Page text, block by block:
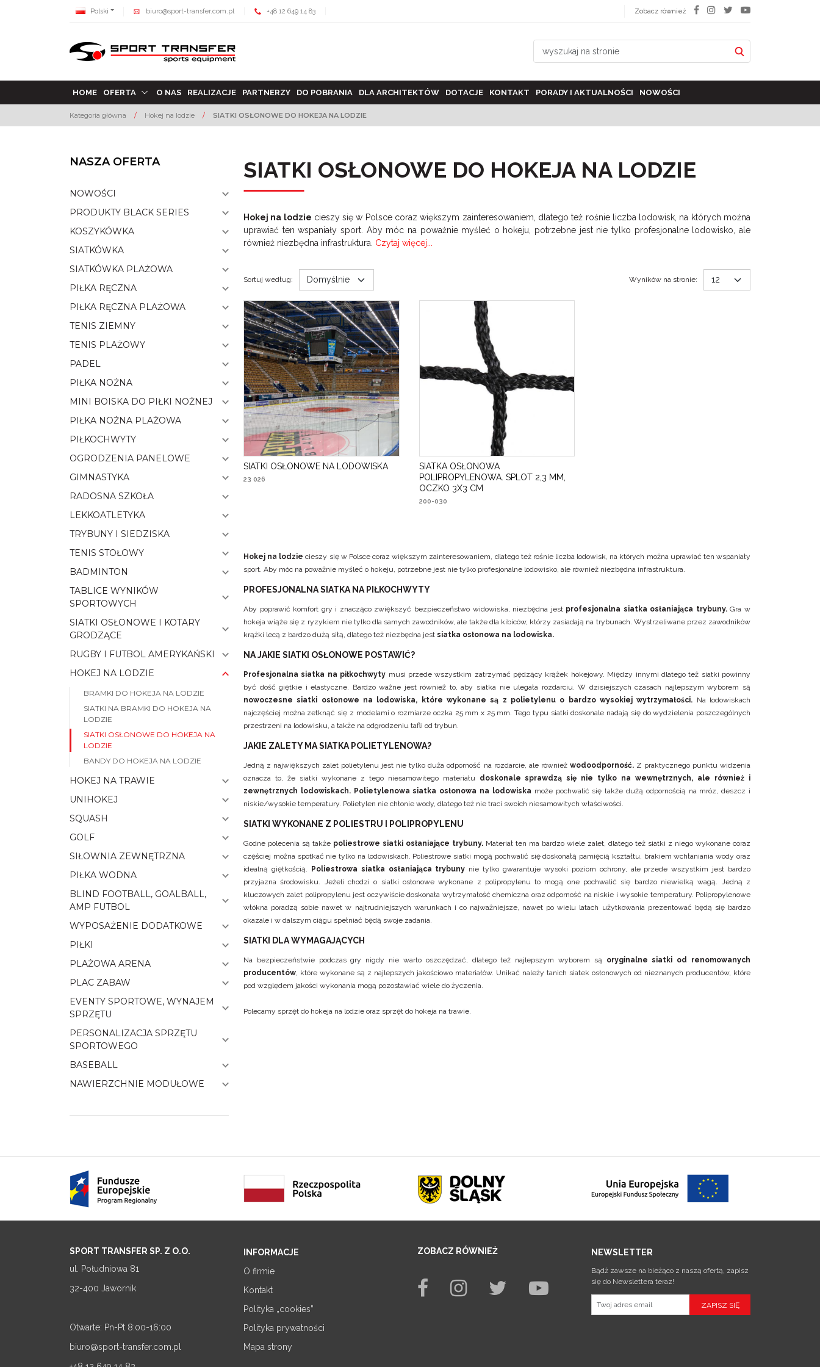
Polski biuro@sport-transfer.com.pl +48 12 649 14 83 Zobacz również
HOME OFERTA O NAS REALIZACJE PARTNERZY DO POBRANIA DLA ARCHITEKTÓW DOTACJE KONTAKT PORADY I AKTUALNOŚCI NOWOŚCI
Kategoria główna / Hokej na lodzie / SIATKI OSŁONOWE DO HOKEJA NA LODZIE
SIATKI OSŁONOWE DO HOKEJA NA LODZIE
Hokej na lodzie cieszy się w Polsce coraz większym zainteresowaniem, dlatego też rośnie liczba lodowisk, na których można
uprawiać ten wspaniały sport. Aby móc na poważnie myśleć o hokeju, potrzebne jest nie tylko profesjonalne lodowisko, ale
również niezbędna infrastruktura. Czytaj więcej...
Sortuj według: Wyników na stronie:
SIATKI OSŁONOWE NA LODOWISKA
23 026
SIATKA OSŁONOWA
POLIPROPYLENOWA. SPLOT 2,3 MM,
OCZKO 3X3 CM
200-030
Hokej na lodzie cieszy się w Polsce coraz większym zainteresowaniem, dlatego też rośnie liczba lodowisk, na których można uprawiać ten wspaniały
sport. Aby móc na poważnie myśleć o hokeju, potrzebne jest nie tylko profesjonalne lodowisko, ale również niezbędna infrastruktura.
PROFESJONALNA SIATKA NA PIŁKOCHWYTY
Aby poprawić komfort gry i znacząco zwiększyć bezpieczeństwo widowiska, niezbędna jest profesjonalna siatka osłaniająca trybuny.Gra w
hokeja wiąże się z ryzykiem nie tylko dla samych zawodników, ale także dla kibiców, którzy zasiadają na trybunach. Wystrzeliwane przez zawodników
krążki lecą z bardzo dużą siłą, dlatego też niezbędna jest siatka osłonowa na lodowiska.
NA JAKIE SIATKI OSŁONOWE POSTAWIĆ?
Profesjonalna siatka na piłkochwyty musi przede wszystkim zatrzymać pędzący krążek hokejowy. Między innymi dlatego też siatki powinny
być dość giętkie i elastyczne. Bardzo ważne jest również to, aby siatka nie ulegała rozdarciu. W dzisiejszych czasach najlepszym wyborem są
nowoczesne siatki osłonowe na lodowiska, które wykonane są z polietylenu o bardzo wysokiej wytrzymałości. Na lodowiskach
najczęściej można zetknąć się z modelami o rozmiarze oczka 25 mm x 25 mm. Tego typu siatki doskonale nadają się do wydzielenia poszczególnych
przestrzeni na lodowisku, a także na odgrodzeniu tafli od trybun.
JAKIE ZALETY MA SIATKA POLIETYLENOWA?
Jedną z największych zalet polietylenu jest nie tylko duża odporność na rozdarcie, ale również wodoodporność.Z praktycznego punktu widzenia
oznacza to, że siatki wykonane z tego niesamowitego materiału
doskonale sprawdzą się nie tylko na wewnętrznych, ale również i
zewnętrznych lodowiskach. Polietylenowa siatka osłonowa na lodowiska może pochwalić się także dużą odpornością na mróz, deszcz i
niskie/wysokie temperatury. Polietylen nie chłonie wody, dlatego też nie traci swoich niesamowitych właściwości.
SIATKI WYKONANE Z POLIESTRU I POLIPROPYLENU
Godne polecenia są także poliestrowe siatki osłaniające trybuny. Materiał ten ma bardzo wiele zalet, dlatego też siatki z niego wykonane coraz
częściej można spotkać nie tylko na lodowiskach. Poliestrowe siatki mogą pochwalić się doskonałą pamięcią kształtu, brakiem wchłaniania wody oraz
idealną giętkością. Poliestrowa siatka osłaniająca trybuny nie tylko gwarantuje wysoki poziom ochrony, ale przede wszystkim jest bardzo
przyjazna środowisku. Jeżeli chodzi o siatki osłonowe wykonane z polipropylenu to mogą one pochwalić się bardzo niewielką wagą. Jedną z
kluczowych zalet polipropylenu jest oczywiście doskonała wytrzymałość chemiczna oraz odporność na niskie i wysokie temperatury. Polipropylenowe
włókna poradzą sobie nawet w najtrudniejszych warunkach i co najważniejsze, nawet po wielu latach użytkowania prezentować będą się bardzo
okazale i w dalszym ciągu spełniać będą swoje zadania.
SIATKI DLA WYMAGAJĄCYCH
Na bezpieczeństwie podczas gry nigdy nie warto oszczędzać, dlatego też najlepszym wyborem są
oryginalne siatki od renomowanych
producentów , które wykonane są z najlepszych jakościowo materiałów. Unikać należy tanich siatek osłonowych od nieznanych producentów, które
pod względem jakości wykonania mogą pozostawiać wiele do życzenia.
Polecamy sprzęt do hokeja na lodzie oraz sprzęt do hokeja na trawie
NASZA OFERTA
NOWOŚCI
PRODUKTY BLACK SERIES
KOSZYKÓWKA
SIATKÓWKA
SIATKÓWKA PLAŻOWA
PIŁKA RĘCZNA
PIŁKA RĘCZNA PLAŻOWA
TENIS ZIEMNY
TENIS PLAŻOWY
PADEL
PIŁKA NOŻNA
MINI BOISKA DO PIŁKI NOŻNEJ
PIŁKA NOŻNA PLAŻOWA
PIŁKOCHWYTY
OGRODZENIA PANELOWE
GIMNASTYKA
RADOSNA SZKOŁA
LEKKOATLETYKA
TRYBUNY I SIEDZISKA
TENIS STOŁOWY
BADMINTON
TABLICE WYNIKÓW
SPORTOWYCH
SIATKI OSŁONOWE I KOTARY
GRODZĄCE
RUGBY I FUTBOL AMERYKAŃSKI
HOKEJ NA LODZIE
BRAMKI DO HOKEJA NA LODZIE
SIATKI NA BRAMKI DO HOKEJA NA
LODZIE
SIATKI OSŁONOWE DO HOKEJA NA
LODZIE
BANDY DO HOKEJA NA LODZIE
HOKEJ NA TRAWIE
UNIHOKEJ
SQUASH
GOLF
SIŁOWNIA ZEWNĘTRZNA
PIŁKA WODNA
BLIND FOOTBALL, GOALBALL,
AMP FUTBOL
WYPOSAŻENIE DODATKOWE
PIŁKI
PLAŻOWA ARENA
PLAC ZABAW
EVENTY SPORTOWE, WYNAJEM
SPRZĘTU
PERSONALIZACJA SPRZĘTU
SPORTOWEGO
BASEBALL
NAWIERZCHNIE MODUŁOWE
SPORT TRANSFER SP. Z O.O.
ul. Południowa 81
32-400 Jawornik
Otwarte: Pn-Pt 8:00-16:00
biuro@sport-transfer.com.pl
INFORMACJE
O firmie
Kontakt
Polityka „cookies”
Polityka prywatności
Mapa strony
ZOBACZ RÓWNIEŻ NEWSLETTER
Bądź zawsze na bieżąco z naszą ofertą, zapisz
się do Newslettera teraz!